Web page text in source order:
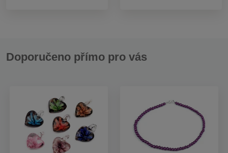
Doporučeno přímo pro vás